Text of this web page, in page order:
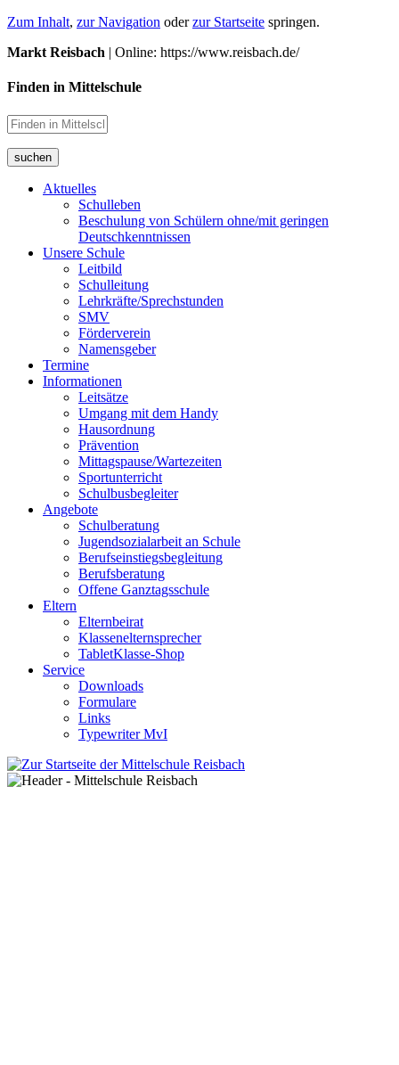
Zum Inhalt, zur Navigation oderzur Startseite springen.
Markt Reisbach | Online: https://www.reisbach.de/
Finden in Mittelschule
suchen
Aktuelles
Schulleben
Beschulung von Schülern ohne/mit geringen
Deutschkenntnissen
Unsere Schule
Leitbild
Schulleitung
Lehrkräfte/Sprechstunden
SMV
Förderverein
Namensgeber
Termine
Informationen
Leitsätze
Umgang mit dem Handy
Hausordnung
Prävention
Mittagspause/Wartezeiten
Sportunterricht
Schulbusbegleiter
Angebote
Schulberatung
Jugendsozialarbeit an Schule
Berufseinstiegsbegleitung
Berufsberatung
Offene Ganztagsschule
Eltern
Elternbeirat
Klassenelternsprecher
TabletKlasse-Shop
Service
Downloads
Formulare
Links
Typewriter MvI